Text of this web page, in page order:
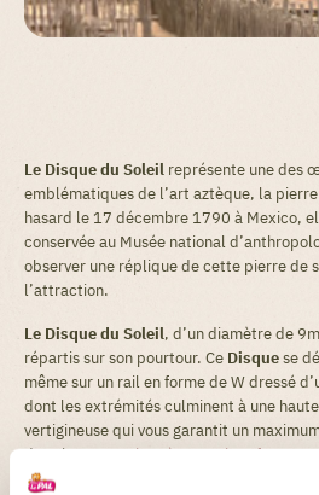
Le Disque du Soleil représente une des
emblématiques de l’art aztèque, la
hasard le 17 décembre 1790 à Mexico,
conservée au Musée national
observer une réplique de cette pierre de
l’attraction.
Le Disque du Soleil, d’un diamètre de
répartis sur son pourtour. Ce Disquese
même sur un rail en forme de W dressé
dont les extrémités culminent à une
vertigineuse qui vous garantit un
dans lesattractions à sensations fortes.